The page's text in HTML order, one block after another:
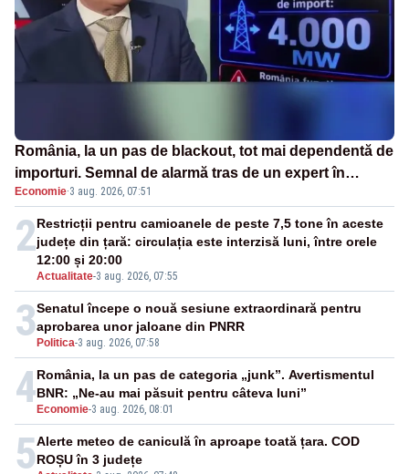
România, la un pas de blackout, tot mai dependentă de
importuri. Semnal de alarmă tras de un expert în
energie
Economie·3 aug. 2026, 07:51
2
Actualitate-3 aug. 2026, 07:55
Restricții pentru camioanele de peste 7,5 tone în aceste
județe din țară: circulația este interzisă luni, între orele
12:00 și 20:00
3 Politica-3 aug. 2026, 07:58
Senatul începe o nouă sesiune extraordinară pentru
aprobarea unor jaloane din PNRR
4 Economie-3 aug. 2026, 08:01
România, la un pas de categoria „junk”. Avertismentul
BNR: „Ne-au mai păsuit pentru câteva luni”
5Alerte meteo de caniculă în aproape toată țara. COD
ROȘU în 3 județe